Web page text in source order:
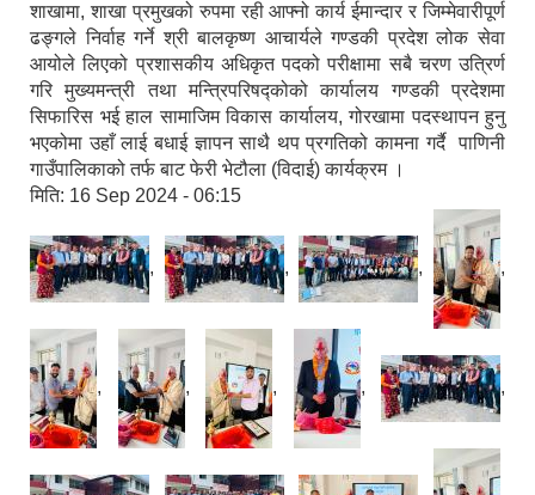
शाखामा, शाखा प्रमुखको रुपमा रही आफ्नो कार्य ईमान्दार र जिम्मेवारीपूर्ण
ढङ्गले निर्वाह गर्ने श्री बालकृष्ण आचार्यले गण्डकी प्रदेश लोक सेवा
आयोले लिएको प्रशासकीय अधिकृत पदको परीक्षामा सबै चरण उत्रिर्ण
गरि मुख्यमन्त्री तथा मन्त्रिपरिषद्कोको कार्यालय गण्डकी प्रदेशमा
सिफारिस भई हाल सामाजिम विकास कार्यालय, गोरखामा पदस्थापन हुनु
भएकोमा उहाँ लाई बधाई ज्ञापन साथै थप प्रगतिको कामना गर्दै पाणिनी
गाउँपालिकाको तर्फ बाट फेरी भेटौला (विदाई) कार्यक्रम ।
मिति: 16 Sep 2024 - 06:15
, , , ,
, , , , ,